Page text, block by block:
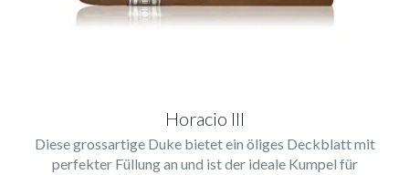
Horacio III
Diese grossartige Duke bietet ein öliges Deckblatt mit
perfekter Füllung an und ist der ideale Kumpel für